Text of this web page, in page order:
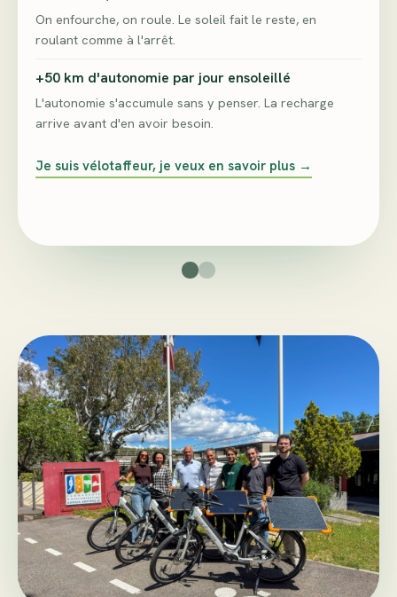
On enfourche, on roule. Le soleil fait le reste, en
roulant comme à l'arrêt.
+50 km d'autonomie par jour ensoleillé
L'autonomie s'accumule sans y penser. La recharge
arrive avant d'en avoir besoin.
Je suis vélotaffeur, je veux en savoir plus →